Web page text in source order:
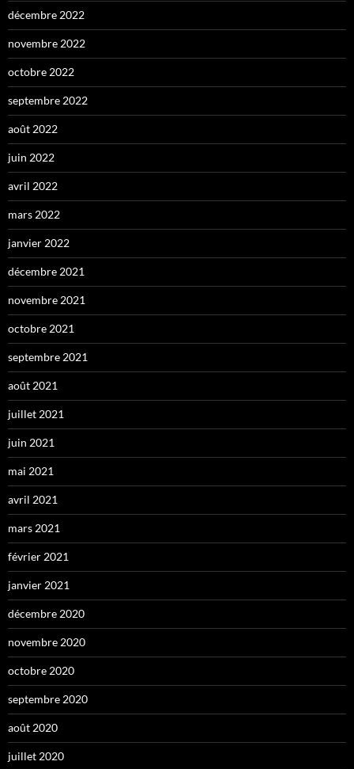
décembre 2022
novembre 2022
octobre 2022
septembre 2022
août 2022
juin 2022
avril 2022
mars 2022
janvier 2022
décembre 2021
novembre 2021
octobre 2021
septembre 2021
août 2021
juillet 2021
juin 2021
mai 2021
avril 2021
mars 2021
février 2021
janvier 2021
décembre 2020
novembre 2020
octobre 2020
septembre 2020
août 2020
juillet 2020